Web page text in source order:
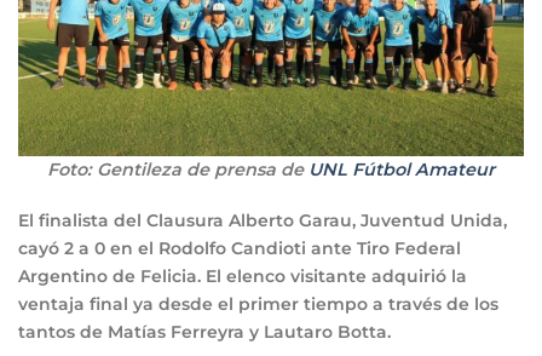
Foto: Gentileza de prensa de UNL Fútbol Amateur
El finalista del Clausura Alberto Garau, Juventud Unida,
cayó 2 a 0 en el Rodolfo Candioti ante Tiro Federal
Argentino de Felicia. El elenco visitante adquirió la
ventaja final ya desde el primer tiempo a través de los
tantos de Matías Ferreyra y Lautaro Botta.